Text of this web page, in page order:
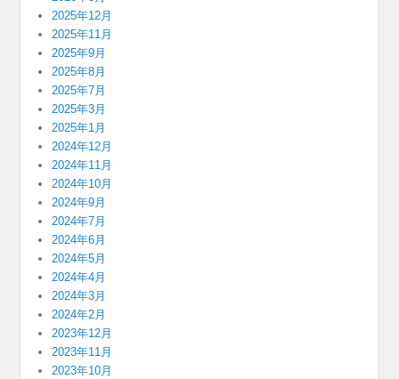
2025年12月
2025年11月
2025年9月
2025年8月
2025年7月
2025年3月
2025年1月
2024年12月
2024年11月
2024年10月
2024年9月
2024年7月
2024年6月
2024年5月
2024年4月
2024年3月
2024年2月
2023年12月
2023年11月
2023年10月